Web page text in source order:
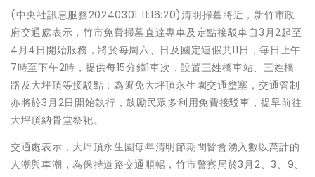
(中央社訊息服務20240301 11:16:20)清明掃墓將近，新竹市政
府交通處表示，竹市免費掃墓直達專車及定點接駁車自3月2起至
4月4日開始服務，將於每周六、日及國定連假共11日，每日上午
7時至下午2時，提供每15分鐘1車次，設置三姓橋車站、三姓橋
路及大坪頂等接駁點；為避免大坪頂永生園交通壅塞，交通管制
亦將於3月2日開始執行，鼓勵民眾多利用免費接駁車，提早前往
大坪頂納骨堂祭祀。
交通處表示，大坪頂永生園每年清明節期間皆會湧入數以萬計的
人潮與車潮，為保持道路交通順暢，竹市警察局於3月2、3、9、